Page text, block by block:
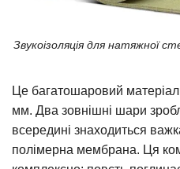
Звукоізоляція для натяжної
Це багатошаровий
мм. Два зовнішні шари
всередині знаходиться
полімерна мембрана. Ця